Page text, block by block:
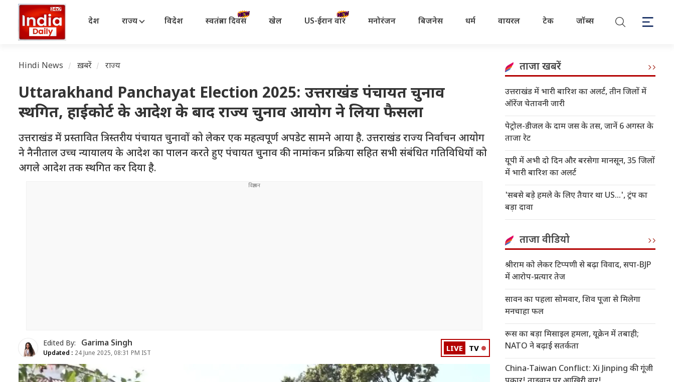
देश राज्य विदेश स्वतंत्रता दिवस खेल US-ईरान वॉर मनोरंजन बिजनेस धर्म वायरल टेक जॉब्स
Hindi News ख़बरें राज्य
Uttarakhand Panchayat Election 2025: उत्तराखंड पंचायत चुनाव
स्थगित, हाईकोर्ट के आदेश के बाद राज्य चुनाव आयोग ने लिया फैसला
उत्तराखंड में प्रस्तावित त्रिस्तरीय पंचायत चुनावों को लेकर एक महत्वपूर्ण अपडेट सामने आया है. उत्तराखंड राज्य निर्वाचन आयोग
ने नैनीताल उच्च न्यायालय के आदेश का पालन करते हुए पंचायत चुनाव की नामांकन प्रक्रिया सहित सभी संबंधित गतिविधियों को
अगले आदेश तक स्थगित कर दिया है.
Edited By: Garima Singh
Updated : 24 June 2025, 08:31 PM IST LIVE TV
ताजा खबरें
उत्तराखंड में भारी बारिश का अलर्ट, तीन जिलों में
ऑरेंज चेतावनी जारी
पेट्रोल-डीजल के दाम जस के तस, जानें 6 अगस्त के
ताजा रेट
यूपी में अभी दो दिन और बरसेगा मानसून, 35 जिलों
में भारी बारिश का अलर्ट
'सबसे बड़े हमले के लिए तैयार था US…', ट्रंप का
बड़ा दावा
ताजा वीडियो
श्रीराम को लेकर टिप्पणी से बढ़ा विवाद, सपा-BJP
में आरोप-प्रत्यार तेज
सावन का पहला सोमवार, शिव पूजा से मिलेगा
मनचाहा फल
रूस का बड़ा मिसाइल हमला, यूक्रेन में तबाही;
NATO ने बढ़ाई सतर्कता
China-Taiwan Conflict: Xi Jinping की गूंजी